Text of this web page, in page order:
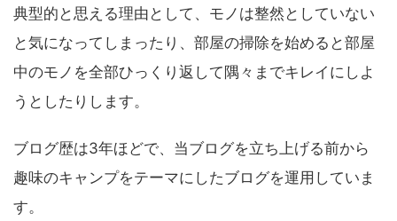
典型的と思える理由として、モノは整然としていない
と気になってしまったり、部屋の掃除を始めると部屋
中のモノを全部ひっくり返して隅々までキレイにしよ
うとしたりします。
ブログ歴は3年ほどで、当ブログを立ち上げる前から
趣味のキャンプをテーマにしたブログを運用していま
す。